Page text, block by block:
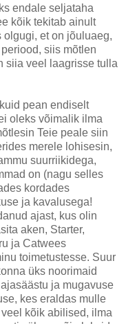
endale seljataha
kõik tekitab ainult
et on jõuluaeg,
siis mõtlen
siia veel laagrisse tulla
pean endiselt
oleks võimalik ilma
Teie peale siin
merele lohisesin,
suurriikidega,
on (nagu selles
kordades
ja kavalusega!
ajast, kus olin
aken, Starter,
ja Catwees
toimetustesse. Suur
üks noorimaid
ja mugavuse
kes eraldas mulle
kõik abilised, ilma